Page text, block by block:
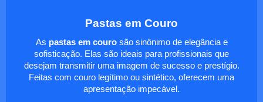
Pastas em Couro
As pastas em courosão sinônimo de elegância e
sofisticação. Elas são ideais para profissionais que
desejam transmitir uma imagem de sucesso e prestígio.
Feitas com couro legítimo ou sintético, oferecem uma
apresentação impecável.